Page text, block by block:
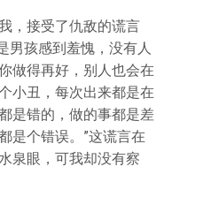
，接受了仇敌的谎言
男孩感到羞愧，没有人
做得再好，别人也会在
小丑，每次出来都是在
是错的，做的事都是差
是个错误。”这谎言在
泉眼，可我却没有察